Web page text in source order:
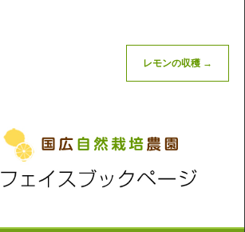
レモンの収穫 →